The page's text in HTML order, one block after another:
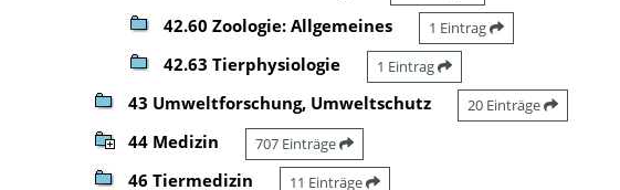
42.60 Zoologie: Allgemeines 1 Eintrag
42.63 Tierphysiologie 1 Eintrag
43 Umweltforschung, Umweltschutz 20 Einträge
44 Medizin 707 Einträge
46 Tiermedizin 11 Einträge